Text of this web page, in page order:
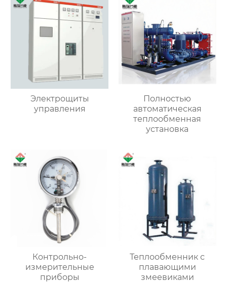
Электрощиты
управления
Полностью
автоматическая
теплообменная
установка
Контрольно-
измерительные
приборы
Теплообменник с
плавающими
змеевиками